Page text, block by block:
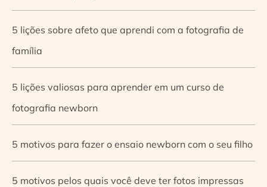
5 lições sobre afeto que aprendi com a fotografia de
família
5 lições valiosas para aprender em um curso de
fotografia newborn
5 motivos para fazer o ensaio newborn com o seu filho
5 motivos pelos quais você deve ter fotos impressas